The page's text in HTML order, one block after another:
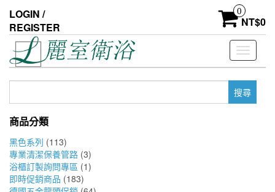
the
content
LOGIN /
REGISTER
0
NT$0
Toggle
鍵
商品分類
黑色系列 (113)
專業清潔保養管路 (3)
浴櫃訂製詢問專區 (1)
即時促銷商品 (183)